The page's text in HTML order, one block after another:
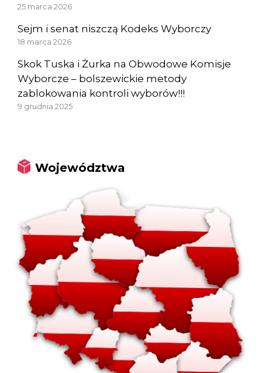
25 marca 2026
Sejm i senat niszczą Kodeks Wyborczy
18 marca 2026
Skok Tuska i Żurka na Obwodowe Komisje
Wyborcze – bolszewickie metody
zablokowania kontroli wyborów!!!
9 grudnia 2025
Województwa